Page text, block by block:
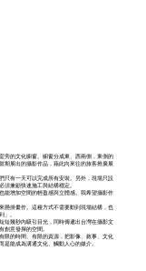
旁的文化櫥窗。櫥窗分成東、西兩側，東側的
期展出的攝影作品，藉此向來往的旅客推廣展
有一天可以完成所有安裝。另外，現場只設
須兼顧快速施工與結構穩定。
能增加空間的輕盈感與立體感。我希望攝影作
懸掛畫作。這種方式不需要動到現場結構，也
」。
短幾秒內吸引目光，同時傳遞出台灣在攝影文
創意發揮的空間。
的時間、有限的資源，把影像、敘事、文化
是能成為溝通文化、觸動人心的媒介。